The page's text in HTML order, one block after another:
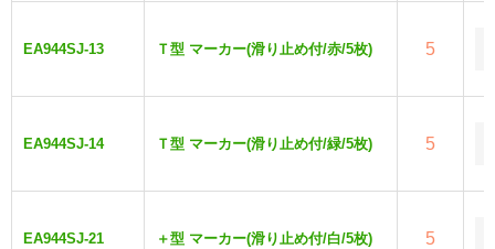
EA944SJ-13 Ｔ型 マーカー(滑り止め付/赤/5枚) 5
EA944SJ-14 Ｔ型 マーカー(滑り止め付/緑/5枚) 5
EA944SJ-21 ＋型 マーカー(滑り止め付/白/5枚) 5